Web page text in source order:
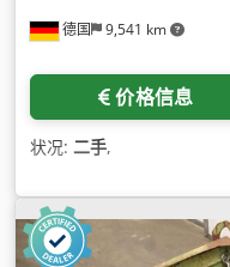
德国 9,541 km
价格信息
状况: 二手,